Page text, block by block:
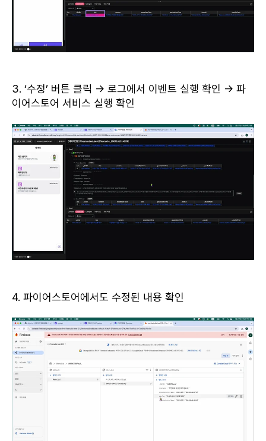
3. ‘수정’ 버튼 클릭 → 로그에서 이벤트 실행 확인 → 파
이어스토어 서비스 실행 확인
4. 파이어스토어에서도 수정된 내용 확인